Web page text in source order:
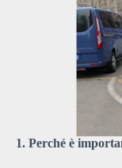
1. Perché è